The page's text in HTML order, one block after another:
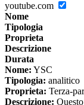
youtube.com
Nome
Tipologia
Proprieta
Descrizione
Durata
Nome: YSC
Tipologia: analitico
Proprieta: Terza-
Descrizione: